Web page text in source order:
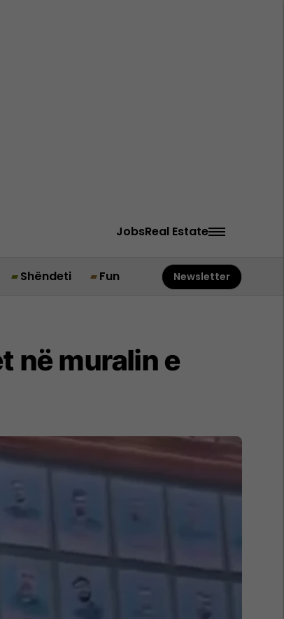
JobsReal Estate
Shëndeti Fun Newsletter
në muralin e